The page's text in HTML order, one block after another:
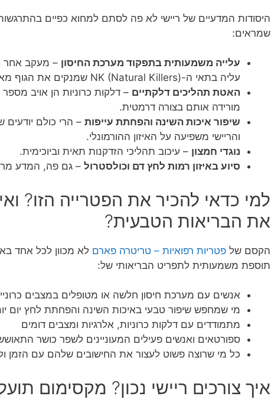
היסודות המדעיים של ריישי לא פה לסתם למחוא כפיים
שמראים:
עלייה משמעותית בתפקוד מערכת החיסון – מעקב אחר
עליה בתאי ה-NK (Natural Killers) שמנקים את הגוף מאיומים פנימיים.
האטת תהליכים דלקתיים – דלקות כרוניות הן אויב
מורידה אותם בצורה דרמטית.
שיפור איכות השינה והפחתת עייפות – הרי כולם
והריישי משפיעה על האיזון ההורמונלי.
נוגדי חמצון – עיכוב תהליכי הזדקנות תאית וביוכימית.
סיוע באיזון רמות לחץ דם וכולסטרול – גם פה, המדע
למי כדאי להכיר את הפטרייה הזו?
את הבריאות הטבעית?
הקסם של פטריות רפואיות – טריטרה פארם לא מכוון לכל אחד
תוספת משמעותית לתפריט הבריאותי של:
אנשים עם מערכת חיסון חלשה או מטופלים במצבים
מי שמחפש שיפור טבעי באיכות השינה והפחתת לחץ יום
מתמודדים עם דלקות כרוניות, אלרגיות ומצבים דומים
ספורטאים ואנשים פעילים המעוניינים לשפר כושר
כל מי שרוצה פשוט לעצור את החישובים שלהם עם הזמן
איך צורכים ריישי נכון? מקסימום